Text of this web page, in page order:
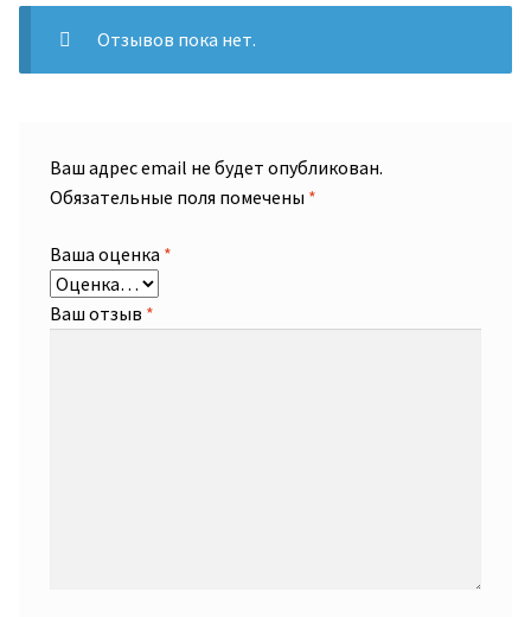
Отзывов пока нет.
Ваш адрес email не будет опубликован.
Обязательные поля помечены *
Ваша оценка *
Ваш отзыв *